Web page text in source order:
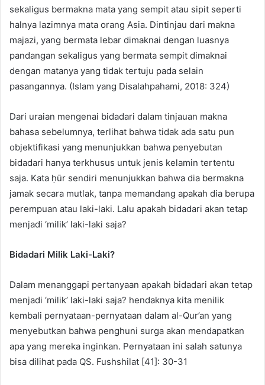
sekaligus bermakna mata yang sempit atau sipit seperti
halnya lazimnya mata orang Asia. Dintinjau dari makna
majazi, yang bermata lebar dimaknai dengan luasnya
pandangan sekaligus yang bermata sempit dimaknai
dengan matanya yang tidak tertuju pada selain
pasangannya. (Islam yang Disalahpahami, 2018: 324)
Dari uraian mengenai bidadari dalam tinjauan makna
bahasa sebelumnya, terlihat bahwa tidak ada satu pun
objektifikasi yang menunjukkan bahwa penyebutan
bidadari hanya terkhusus untuk jenis kelamin tertentu
saja. Kata ḥūr sendiri menunjukkan bahwa dia bermakna
jamak secara mutlak, tanpa memandang apakah dia berupa
perempuan atau laki-laki. Lalu apakah bidadari akan tetap
menjadi ‘milik’ laki-laki saja?
Bidadari Milik Laki-Laki?
Dalam menanggapi pertanyaan apakah bidadari akan tetap
menjadi ‘milik’ laki-laki saja? hendaknya kita menilik
kembali pernyataan-pernyataan dalam al-Qur’an yang
menyebutkan bahwa penghuni surga akan mendapatkan
apa yang mereka inginkan. Pernyataan ini salah satunya
bisa dilihat pada QS. Fushshilat [41]: 30-31